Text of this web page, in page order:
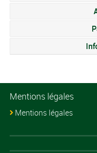
Mentions légales
Mentions légales